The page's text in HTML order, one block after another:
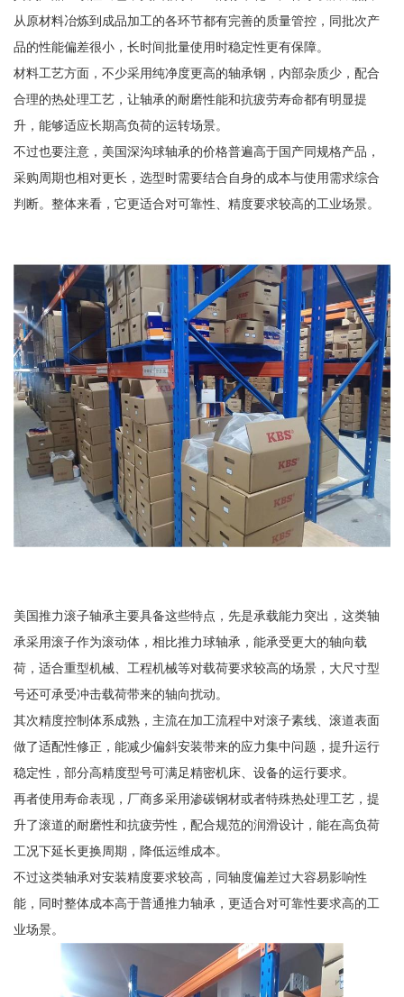
从原材料冶炼到成品加工的各环节都有完善的质量管控，同批次产
品的性能偏差很小，长时间批量使用时稳定性更有保障。
材料工艺方面，不少采用纯净度更高的轴承钢，内部杂质少，配合
合理的热处理工艺，让轴承的耐磨性能和抗疲劳寿命都有明显提
升，能够适应长期高负荷的运转场景。
不过也要注意，美国深沟球轴承的价格普遍高于国产同规格产品，
采购周期也相对更长，选型时需要结合自身的成本与使用需求综合
判断。整体来看，它更适合对可靠性、精度要求较高的工业场景。
美国推力滚子轴承主要具备这些特点，先是承载能力突出，这类轴
承采用滚子作为滚动体，相比推力球轴承，能承受更大的轴向载
荷，适合重型机械、工程机械等对载荷要求较高的场景，大尺寸型
号还可承受冲击载荷带来的轴向扰动。
其次精度控制体系成熟，主流在加工流程中对滚子素线、滚道表面
做了适配性修正，能减少偏斜安装带来的应力集中问题，提升运行
稳定性，部分高精度型号可满足精密机床、设备的运行要求。
再者使用寿命表现，厂商多采用渗碳钢材或者特殊热处理工艺，提
升了滚道的耐磨性和抗疲劳性，配合规范的润滑设计，能在高负荷
工况下延长更换周期，降低运维成本。
不过这类轴承对安装精度要求较高，同轴度偏差过大容易影响性
能，同时整体成本高于普通推力轴承，更适合对可靠性要求高的工
业场景。